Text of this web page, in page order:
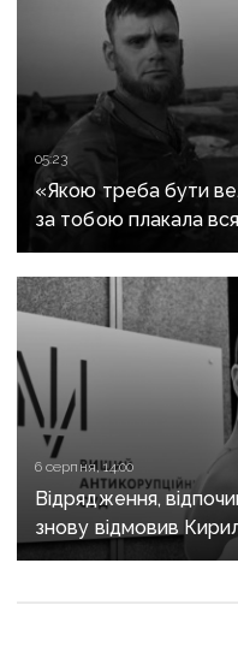
05:23
«Якою треба бути
за тобою плакала
прощаються із
«Плацдарм»
6 серпня, 14:00
Відрядження,
знову відмовив